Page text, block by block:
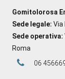
Gomitolorosa
Sede legale: Via
Sede operativa:
Roma
06